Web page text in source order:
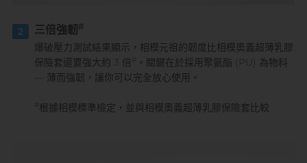
2 三倍強韌 #
爆破壓力測試結果顯示，相模元祖的韌度比相模奧義超薄乳膠
保險套還要強大約 3 倍
。關鍵在於採用聚氨酯 (PU) 為物料
— 薄而強韌，讓你可以完全放心使用。
根據相模標準檢定，並與相模奧義超薄乳膠保險套比較